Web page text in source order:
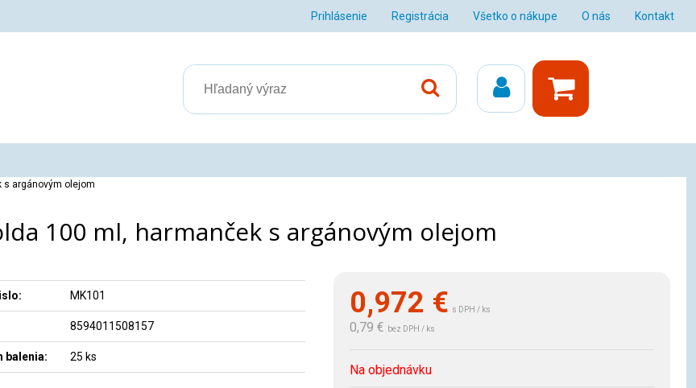
Prihlásenie Registrácia Všetko o nákupe O nás Kontakt
s argánovým olejom
100 ml, harmanček s argánovým olejom
0,972 € s DPH / ks
0,79 € bez DPH / ks
Na objednávku
MK101
8594011508157
balenia: 25 ks